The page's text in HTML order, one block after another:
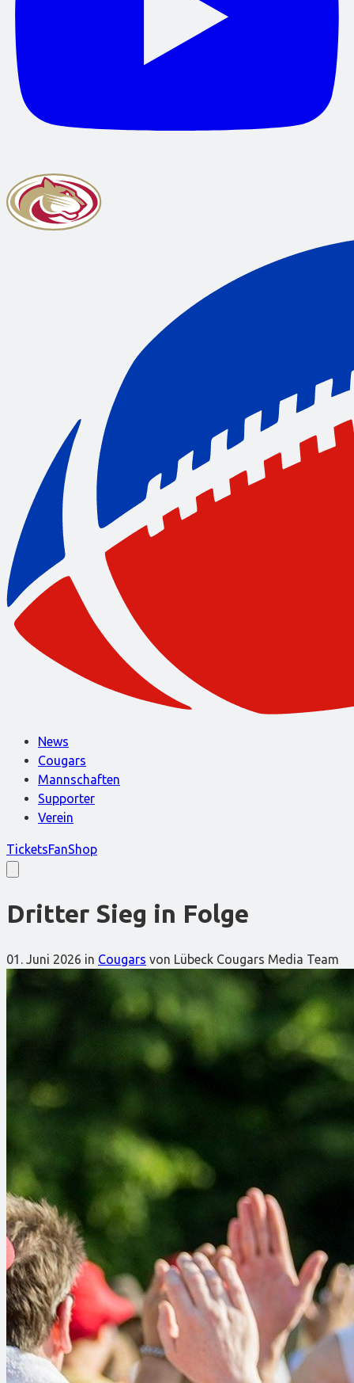
News
Cougars
Mannschaften
Supporter
Verein
TicketsFanShop
Dritter Sieg in Folge
01. Juni 2026 in Cougars von Lübeck Cougars Media Team